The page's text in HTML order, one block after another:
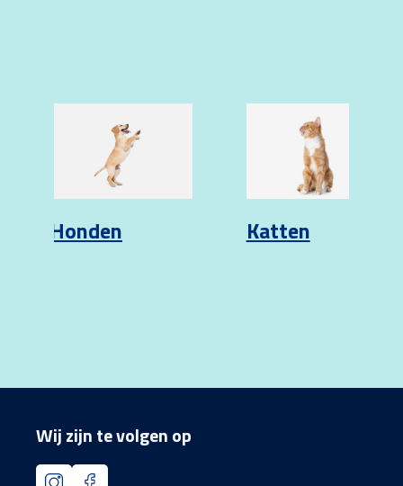
Honden Katten
Wij zijn te volgen op